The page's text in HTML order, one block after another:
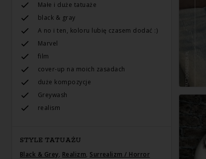
Małe i duże tatuaże
black & gray
A no i ten, koloru lubię czasem dodać :)
Marvel
film
cover-up na moich zasadach
duże kompozycje
Greywash
realism
STYLE TATUAŻU
Black & Grey, Realizm, Surrealizm / Horror